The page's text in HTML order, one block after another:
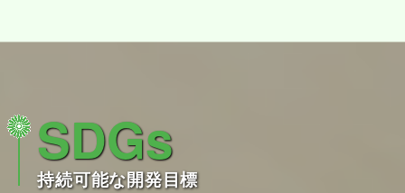
SDGs
持続可能な開発目標